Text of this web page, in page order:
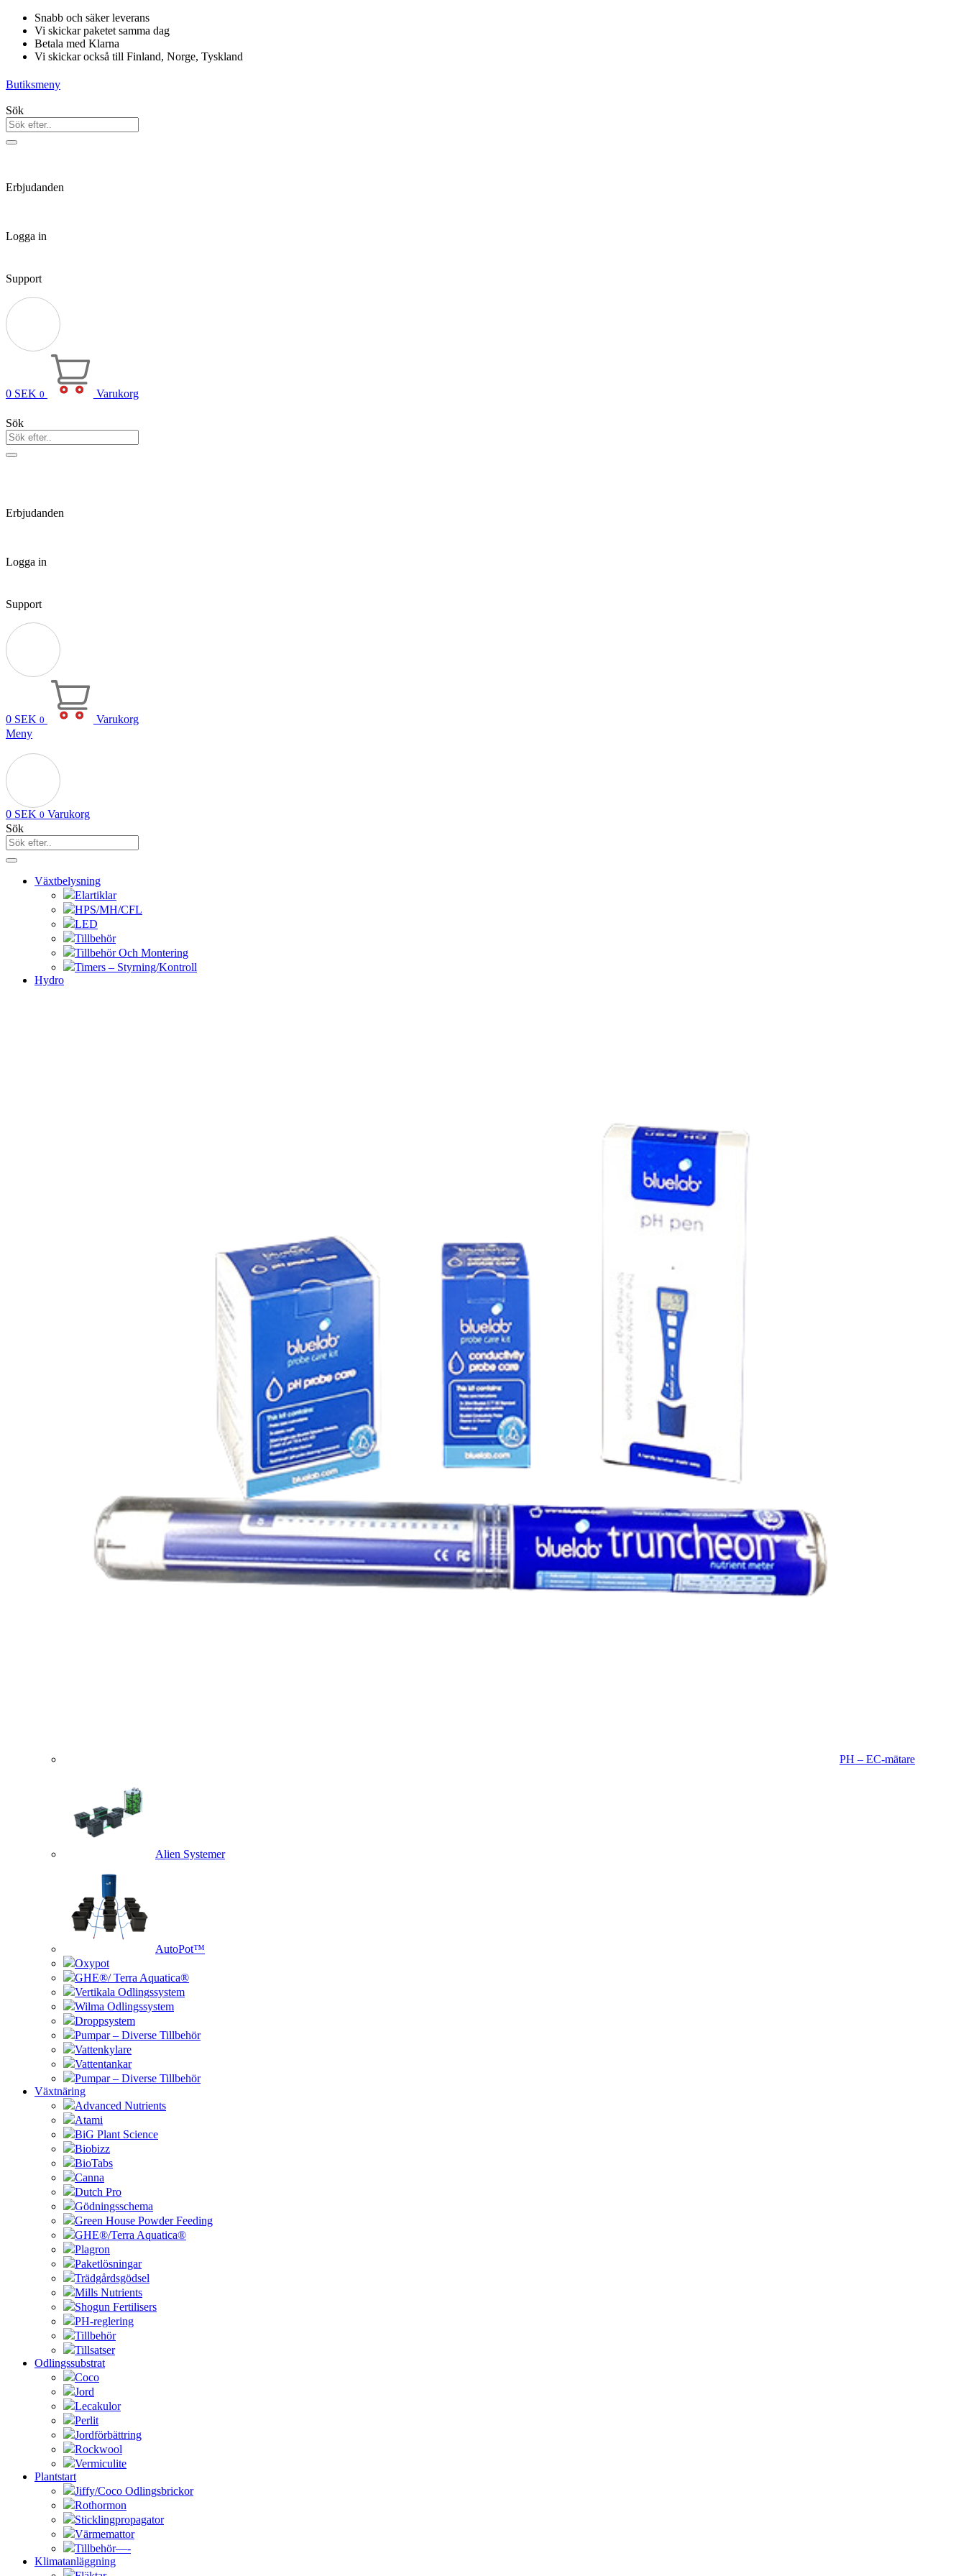
Hoppa
innehåll
Snabb och säker leverans
Vi skickar paketet samma dag
Betala med Klarna
Vi skickar också till Finland, Norge, Tyskland
Butiksmeny
Sök
Erbjudanden
Logga in
Support
0 SEK 0 Varukorg
Sök
Erbjudanden
Logga in
Support
0 SEK 0
Varukorg
Meny
0 SEK 0 Varukorg
Sök
Växtbelysning
Elartiklar
HPS/MH/CFL
LED
Tillbehör
Tillbehör Och Montering
Timers – Styrning/Kontroll
Hydro
PH – EC-mätare
Alien Systemer
AutoPot™
Oxypot
GHE®/ Terra Aquatica®
Vertikala Odlingssystem
Wilma Odlingssystem
Droppsystem
Pumpar – Diverse Tillbehör
Vattenkylare
Vattentankar
Pumpar – Diverse Tillbehör
Växtnäring
Advanced Nutrients
Atami
BiG Plant Science
Biobizz
BioTabs
Canna
Dutch Pro
Gödningsschema
Green House Powder Feeding
GHE®/Terra Aquatica®
Plagron
Paketlösningar
Trädgårdsgödsel
Mills Nutrients
Shogun Fertilisers
PH-reglering
Tillbehör
Tillsatser
Odlingssubstrat
Coco
Jord
Lecakulor
Perlit
Jordförbättring
Rockwool
Vermiculite
Plantstart
Jiffy/Coco Odlingsbrickor
Rothormon
Sticklingpropagator
Värmemattor
Tillbehör—-
Klimatanläggning